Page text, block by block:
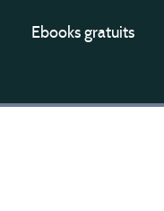
Ebooks gratuits